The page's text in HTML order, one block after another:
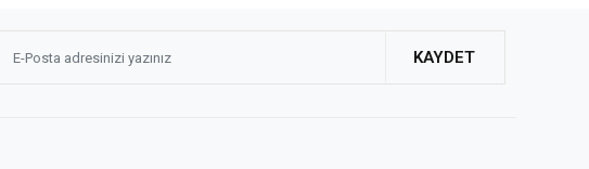
KAYDET